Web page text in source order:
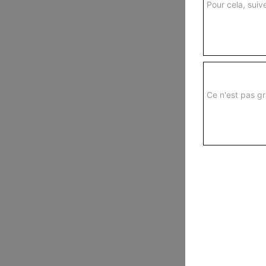
Pour cela,
Ce n'est pas